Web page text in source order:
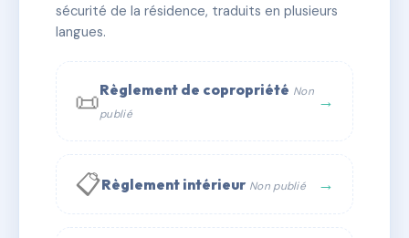
📞 Contacter Syndic Digital
sécurité de la résidence, traduits en plusieurs
langues.
📜Règlement de copropriété Non
publié
→
📋Règlement intérieur Non publié →